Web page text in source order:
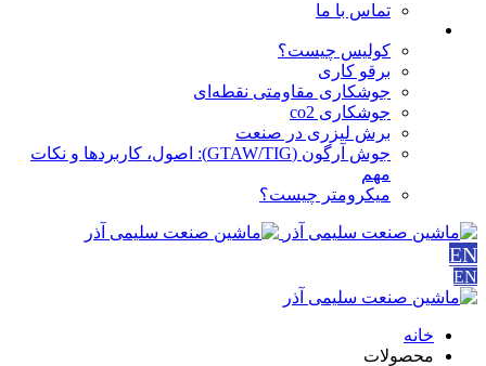
تماس با ما
کولیس چیست؟
برقو کاری
جوشکاری مقاومتی نقطه‌ای
جوشکاری co2
برش لیزری در صنعت
جوش آرگون (GTAW/TIG): اصول، کاربردها و نکات
مهم
میکرومتر چیست؟
EN
EN
خانه
محصولات